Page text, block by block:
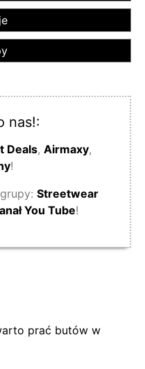
nas!:
Deals, Airmaxy,
!
Streetwear
You Tube!
prać butów w